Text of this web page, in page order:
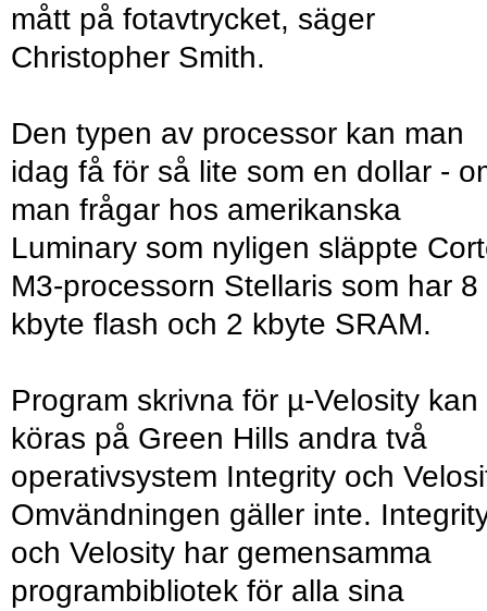
mått på fotavtrycket, säger
Christopher Smith.
Den typen av processor kan man
idag få för så lite som en dollar -
man frågar hos amerikanska
Luminary som nyligen släppte
M3-processorn Stellaris som har 8
kbyte flash och 2 kbyte SRAM.
Program skrivna för µ-Velosity kan
köras på Green Hills andra två
operativsystem Integrity och
Omvändningen gäller inte.
och Velosity har gemensamma
programbibliotek för alla sina